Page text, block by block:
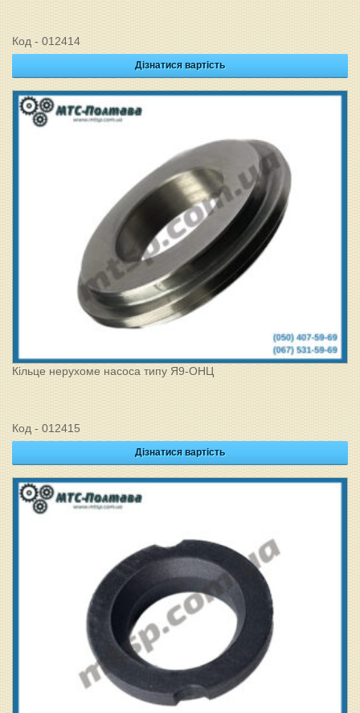
Код - 012414
Дізнатися вартість
Кільце нерухоме насоса типу Я9-ОНЦ
Код - 012415
Дізнатися вартість